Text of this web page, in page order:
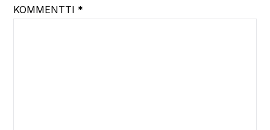
KOMMENTTI *